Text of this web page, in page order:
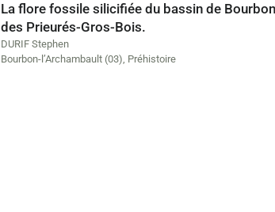
La flore fossile silicifiée du bassin de
des Prieurés-Gros-Bois.
DURIF Stephen
Bourbon-l’Archambault (03), Préhistoire